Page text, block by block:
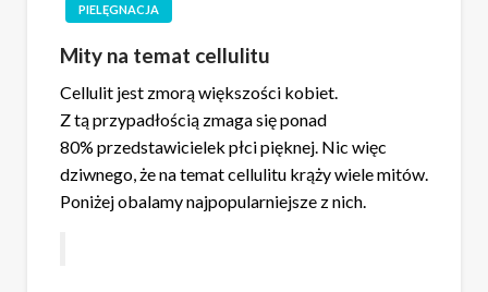
PIELĘGNACJA
Mity na temat cellulitu
Cellulit jest zmorą większości kobiet.
Z tą przypadłością zmaga się ponad
80% przedstawicielek płci pięknej. Nic więc
dziwnego, że na temat cellulitu krąży wiele mitów.
Poniżej obalamy najpopularniejsze z nich.